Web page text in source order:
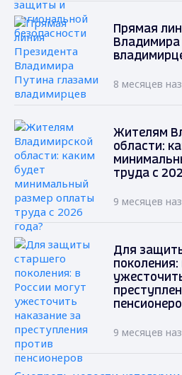
Прямая
Владимира
8 месяцев
Жителям
области:
труда с
9 месяцев
Для
поколения:
9 месяцев